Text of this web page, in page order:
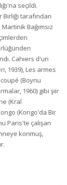
seçildi.
Birliği tarafından
Bağımsız
Cahiers d'un
1939), Les armes
(Boynu
1960) gibi şiir
(Kral
(Kongo'da Bir
Paris'te çalışan
konmuş,